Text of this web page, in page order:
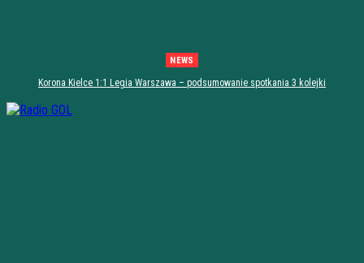
NEWS
Korona Kielce 1:1 Legia Warszawa – podsumowanie spotkania 3 kolejki